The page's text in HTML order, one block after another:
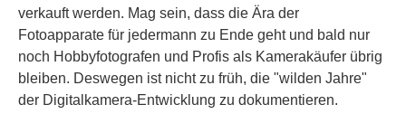
verkauft werden. Mag sein, dass die Ära der
Fotoapparate für jedermann zu Ende geht und bald nur
noch Hobbyfotografen und Profis als Kamerakäufer übrig
bleiben. Deswegen ist nicht zu früh, die "wilden Jahre"
der Digitalkamera-Entwicklung zu dokumentieren.